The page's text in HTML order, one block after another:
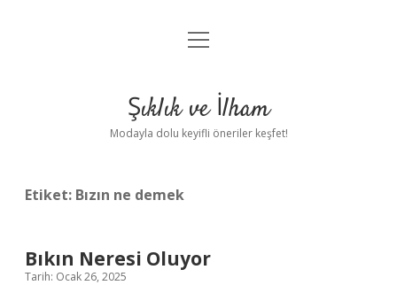
Anasayfa
Yasal Uyarı
menüyü
Şıklık ve İlham
Modayla dolu keyifli öneriler keşfet!
Etiket: Bızın ne demek
Bıkın Neresi Oluyor
Tarih: Ocak 26, 2025